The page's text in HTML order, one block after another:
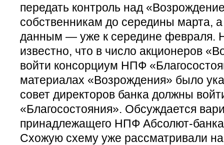
передать контроль над
собственникам до середины марта,
данным — уже к середине февраля.
известно, что в число акционеров
войти консорциум НПФ
материалах «Возрождения» было
совет директоров банка должны
«Благосостояния». Обсуждается
принадлежащего НПФ Абсолют-
Схожую схему уже рассматривали